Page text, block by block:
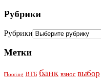
Рубрики
Рубрики
Метки
Flooring ВТБ банк взнос выбор